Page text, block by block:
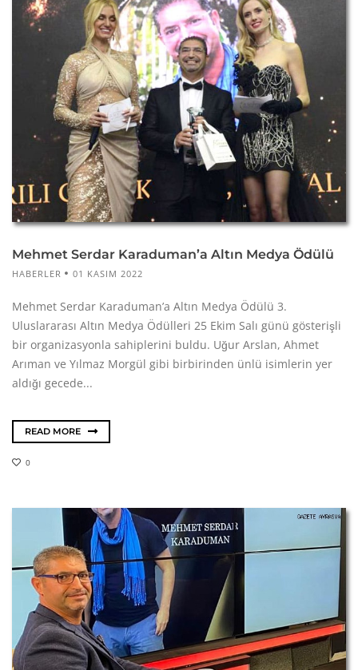
Mehmet Serdar Karaduman’a Altın Medya Ödülü
HABERLER 01 KASIM 2022
Mehmet Serdar Karaduman’a Altın Medya Ödülü 3.
Uluslararası Altın Medya Ödülleri 25 Ekim Salı günü gösterişli
bir organizasyonla sahiplerini buldu. Uğur Arslan, Ahmet
Arıman ve Yılmaz Morgül gibi birbirinden ünlü isimlerin yer
aldığı gecede...
READ MORE
0